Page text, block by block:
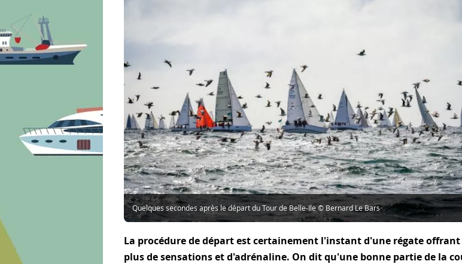
Régates & Courses
Solitaire du Figaro
Arkea Ultim Challenge
Voiles de Saint-Tropez
Arctique
Régates Royales de Cannes Class J Classe Osiris
Figaro 3
Golden Globe Race Grand Prix Guyader La Transat AG2R
Fastnet
Pro Sailing Tour SailGP Spi Ouest France Transat en
Quelques secondes après le départ du Tour de Belle-Ile © Bernard Le Bars
La procédure de départ est certainement l'instant d'une régate offrant
plus de sensations et d'adrénaline. On dit qu'une bonne partie de la